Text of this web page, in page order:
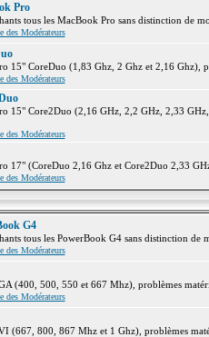
Pro
tous les MacBook Pro sans distinction de
des Modérateurs
15" CoreDuo (1,83 Ghz, 2 Ghz et 2,16 Ghz),
des Modérateurs
15" Core2Duo (2,16 GHz, 2,2 GHz, 2,33
des Modérateurs
17" (CoreDuo 2,16 Ghz et Core2Duo 2,33
des Modérateurs
G4
tous les PowerBook G4 sans distinction de
des Modérateurs
(400, 500, 550 et 667 Mhz), problèmes
des Modérateurs
(667, 800, 867 Mhz et 1 Ghz), problèmes